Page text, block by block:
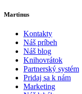
Martinus
Kontakty
Náš príbeh
Náš blog
Knihovrátok
Partnerský systém
Pridaj sa k nám
Marketing